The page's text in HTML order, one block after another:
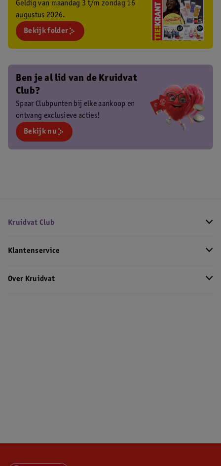
Geldig van maandag 3 t/m zondag 16
augustus 2026.
Bekijk folder
Ben je al lid van de Kruidvat
Club?
Spaar Clubpunten bij elke aankoop en
ontvang exclusieve acties!
Bekijk nu
Kruidvat Club
Klantenservice
Over Kruidvat